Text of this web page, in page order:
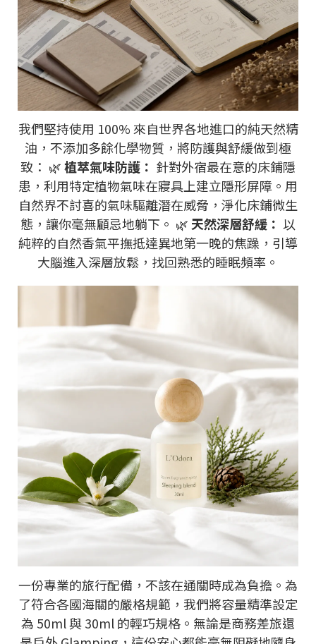
我們堅持使用 100% 來自世界各地進口的純天然精
油，不添加多餘化學物質，將防護與舒緩做到極
致： 🌿植萃氣味防護： 針對外宿最在意的床鋪隱
患，利用特定植物氣味在寢具上建立隱形屏障。用
自然界不討喜的氣味驅離潛在威脅，淨化床鋪微生
態，讓你毫無顧忌地躺下。 🌿 天然深層舒緩： 以
純粹的自然香氣平撫抵達異地第一晚的焦躁，引導
大腦進入深層放鬆，找回熟悉的睡眠頻率。
一份專業的旅行配備，不該在通關時成為負擔。為
了符合各國海關的嚴格規範，我們將容量精準設定
為 50ml 與 30ml 的輕巧規格。無論是商務差旅還